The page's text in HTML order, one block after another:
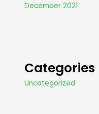
December 2021
Categories
Uncategorized